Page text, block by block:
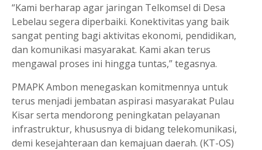
“Kami berharap agar jaringan Telkomsel di Desa
Lebelau segera diperbaiki. Konektivitas yang baik
sangat penting bagi aktivitas ekonomi, pendidikan,
dan komunikasi masyarakat. Kami akan terus
mengawal proses ini hingga tuntas,” tegasnya.
PMAPK Ambon menegaskan komitmennya untuk
terus menjadi jembatan aspirasi masyarakat Pulau
Kisar serta mendorong peningkatan pelayanan
infrastruktur, khususnya di bidang telekomunikasi,
demi kesejahteraan dan kemajuan daerah. (KT-OS)